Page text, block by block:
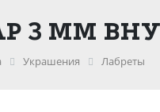
3 ММ
Украшения Лабреты